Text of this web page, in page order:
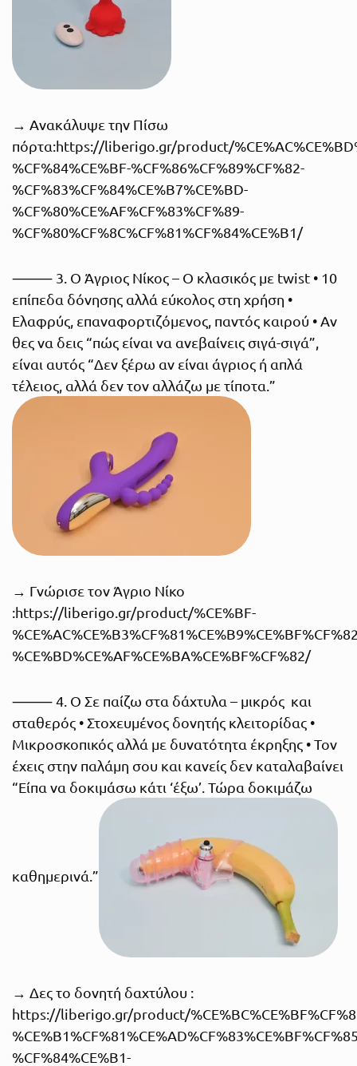
→ Ανακάλυψε την Πίσω
πόρτα:https://liberigo.gr/product/
%CF%84%CE%BF-%CF%86%CF%89%CF%82-
%CF%83%CF%84%CE%B7%CE%BD-
%CF%80%CE%AF%CF%83%CF%89-
%CF%80%CF%8C%CF%81%CF%84%CE%B1/
⸻ 3. Ο Άγριος Νίκος – Ο κλασικός με twist • 10
επίπεδα δόνησης αλλά εύκολος στη χρήση •
Ελαφρύς, επαναφορτιζόμενος, παντός καιρού • Αν
θες να δεις “πώς είναι να ανεβαίνεις σιγά-σιγά”,
είναι αυτός “Δεν ξέρω αν είναι άγριος ή απλά
τέλειος, αλλά δεν τον αλλάζω με τίποτα.”
→ Γνώρισε τον Άγριο Νίκο
:https://liberigo.gr/product/%CE%BF-
%CE%BD%CE%AF%CE%BA%CE%BF%CF%82/
⸻ 4. Ο Σε παίζω στα δάχτυλα – μικρός και
σταθερός • Στοχευμένος δονητής κλειτορίδας •
Μικροσκοπικός αλλά με δυνατότητα έκρηξης • Τον
έχεις στην παλάμη σου και κανείς δεν καταλαβαίνει
“Είπα να δοκιμάσω κάτι ‘έξω’. Τώρα δοκιμάζω
καθημερινά.”
→ Δες το δονητή δαχτύλου :
https://liberigo.gr/product/
%CF%84%CE%B1-